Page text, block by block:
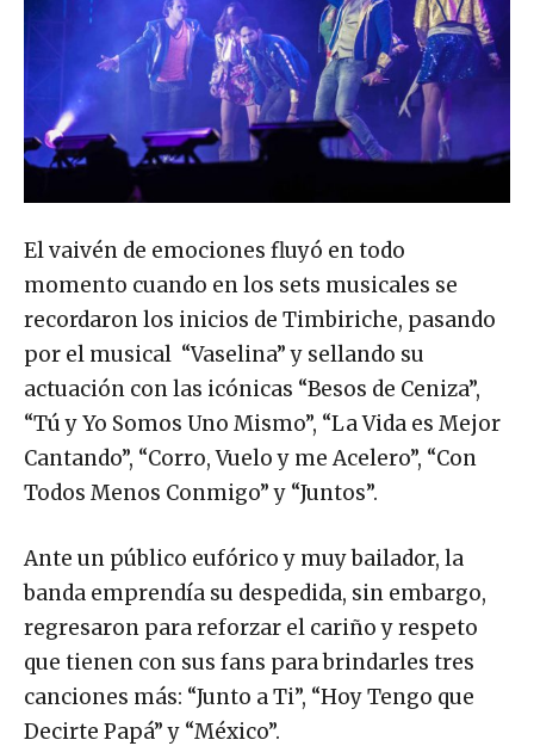
El vaivén de emociones fluyó en todo
momento cuando en los sets musicales se
recordaron los inicios de Timbiriche, pasando
por el musical “Vaselina” y sellando su
actuación con las icónicas “Besos de Ceniza”,
“Tú y Yo Somos Uno Mismo”, “La Vida es Mejor
Cantando”, “Corro, Vuelo y me Acelero”, “Con
Todos Menos Conmigo” y “Juntos”.
Ante un público eufórico y muy bailador, la
banda emprendía su despedida, sin embargo,
regresaron para reforzar el cariño y respeto
que tienen con sus fans para brindarles tres
canciones más: “Junto a Ti”, “Hoy Tengo que
Decirte Papá” y “México”.